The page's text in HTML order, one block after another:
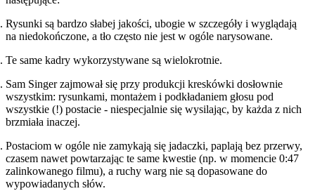
Rysunki są bardzo słabej jakości, ubogie w szczegóły i wyglądają
na niedokończone, a tło często nie jest w ogóle narysowane.
Te same kadry wykorzystywane są wielokrotnie.
Sam Singer zajmował się przy produkcji kreskówki dosłownie
wszystkim: rysunkami, montażem i podkładaniem głosu pod
wszystkie (!) postacie - niespecjalnie się wysilając, by każda z nich
brzmiała inaczej.
Postaciom w ogóle nie zamykają się jadaczki, paplają bez przerwy,
czasem nawet powtarzając te same kwestie (np. w momencie 0:47
zalinkowanego filmu), a ruchy warg nie są dopasowane do
wypowiadanych słów.